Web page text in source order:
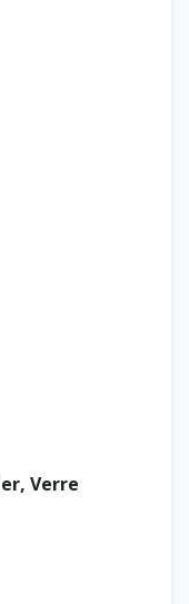
Verre